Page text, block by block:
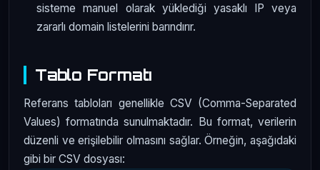
sisteme manuel olarak yüklediği yasaklı IP veya
zararlı domain listelerini barındırır.
Tablo Formatı
Referans tabloları genellikle CSV (Comma-Separated
Values) formatında sunulmaktadır. Bu format, verilerin
düzenli ve erişilebilir olmasını sağlar. Örneğin, aşağıdaki
gibi bir CSV dosyası: